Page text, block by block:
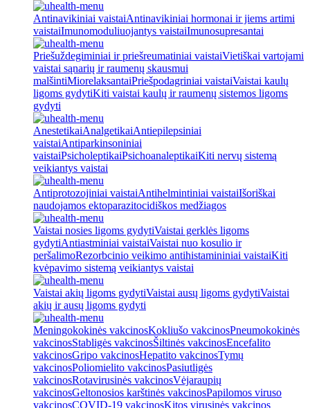
Antinavikiniai vaistaiAntinavikiniai hormonai ir jiems artimi
vaistaiImunomoduliuojantys vaistaiImunosupresantai
Priešuždegiminiai ir priešreumatiniai vaistaiVietiškai vartojami
vaistai sąnarių ir raumenų skausmui
malšintiMiorelaksantaiPriešpodagriniai vaistaiVaistai kaulų
ligoms gydytiKiti vaistai kaulų ir raumenų sistemos ligoms
gydyti
AnestetikaiAnalgetikaiAntiepilepsiniai
vaistaiAntiparkinsoniniai
vaistaiPsicholeptikaiPsichoanaleptikaiKiti nervų sistemą
veikiantys vaistai
Antiprotozojiniai vaistaiAntihelmintiniai vaistaiIšoriškai
naudojamos ektoparazitocidiškos medžiagos
Vaistai nosies ligoms gydytiVaistai gerklės ligoms
gydytiAntiastminiai vaistaiVaistai nuo kosulio ir
peršalimoRezorbcinio veikimo antihistamininiai vaistaiKiti
kvėpavimo sistemą veikiantys vaistai
Vaistai akių ligoms gydytiVaistai ausų ligoms gydytiVaistai
akių ir ausų ligoms gydyti
Meningokokinės vakcinosKokliušo vakcinosPneumokokinės
vakcinosStabligės vakcinosŠiltinės vakcinosEncefalito
vakcinosGripo vakcinosHepatito vakcinosTymų
vakcinosPoliomielito vakcinosPasiutligės
vakcinosRotavirusinės vakcinosVėjaraupių
vakcinosGeltonosios karštinės vakcinosPapilomos viruso
vakcinosCOVID-19 vakcinosKitos virusinės vakcinos